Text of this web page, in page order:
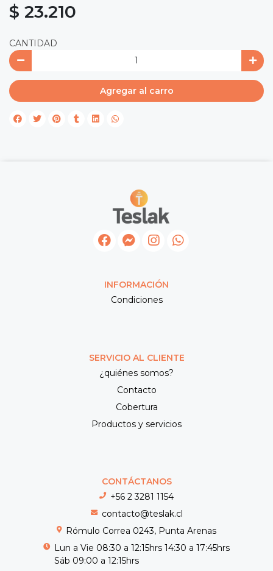
$ 23.210
CANTIDAD
Agregar al carro
INFORMACIÓN
Condiciones
SERVICIO AL CLIENTE
¿quiénes somos?
Contacto
Cobertura
Productos y servicios
CONTÁCTANOS
+56 2 3281 1154
contacto@teslak.cl
Rómulo Correa 0243, Punta Arenas
Lun a Vie 08:30 a 12:15hrs 14:30 a 17:45hrs
Sáb 09:00 a 12:15hrs